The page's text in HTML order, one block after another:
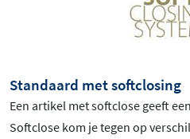
Standaard met softclosing
Een artikel met softclose geeft
Softclose kom je tegen op